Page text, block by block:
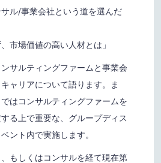
サル/事業会社という道を選んだ
市場価値の高い人材とは」
サルティングファームと事業会
ャリアについて語ります。
ま
はコンサルティングファームを
る上で重要な、グループディス
ント内で実施します。
もしくはコンサルを経て現在第